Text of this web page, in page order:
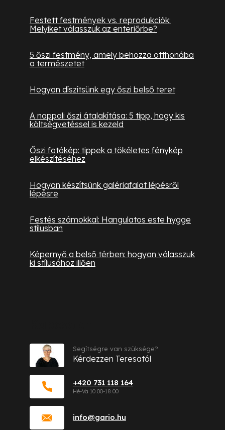
Festett festmények vs. reprodukciók:
Melyiket válasszuk az enteriőrbe?
5 őszi festmény, amely behozza otthonába
a természetet
Hogyan díszítsünk egy őszi belső teret
A nappali őszi átalakítása: 5 tipp, hogy kis
költségvetéssel is kezeld
Őszi fotókép: tippek a tökéletes fénykép
elkészítéséhez
Hogyan készítsünk galériafalat lépésről
lépésre
Festés számokkal: Hangulatos este hygge
stílusban
Képernyő a belső térben: hogyan válasszuk
ki stílusához illően
info@gario.hu
+420 731 118 164
Segítségre van szüksége?
Kérdezzen Teresatól